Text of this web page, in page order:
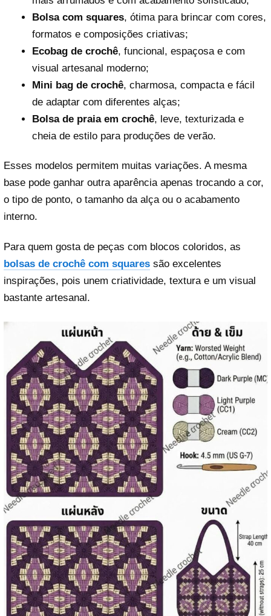
Bolsa com squares, ótima para brincar com cores,
formatos e composições criativas;
Ecobag de crochê, funcional, espaçosa e com
visual artesanal moderno;
Mini bag de crochê, charmosa, compacta e fácil
de adaptar com diferentes alças;
Bolsa de praia em crochê, leve, texturizada e
cheia de estilo para produções de verão.
Esses modelos permitem muitas variações. A mesma
base pode ganhar outra aparência apenas trocando a cor,
o tipo de ponto, o tamanho da alça ou o acabamento
interno.
Para quem gosta de peças com blocos coloridos, as
bolsas de crochê com squares são excelentes
inspirações, pois unem criatividade, textura e um visual
bastante artesanal.